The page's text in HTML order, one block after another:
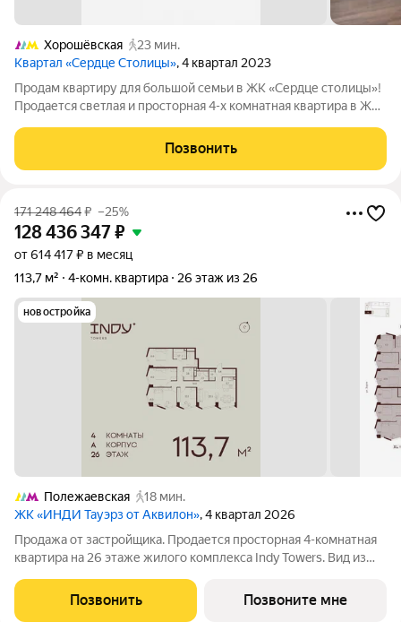
Хорошёвская
23 мин.
Квартал «Сердце Столицы», 4 квартал 2023
Продам квартиру для большой семьи в ЖК «Сердце столицы»!
Продается светлая и просторная 4-х комнатная квартира в ЖК
109,9 м2. В квартире полностью закончена отделка,
необходимо только
Позвонить
171 248 464₽ –25%
128 436 347₽
от 614 417 ₽ в месяц
113,7 м²
4-комн. квартира 26 этаж из 26
новостройка
Полежаевская
18 мин.
ЖК «ИНДИ Тауэрз от Аквилон», 4 квартал 2026
Продажа от застройщика. Продается просторная 4-комнатная
квартира на 26 этаже жилого комплекса Indy Towers. Вид из
Комплекс расположен в Хорошевском районе Москвы, на
улице Куусенина, в
Позвонить Позвоните мне